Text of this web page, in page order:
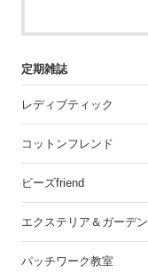
定期雑誌
レディブティック
コットンフレンド
ビーズfriend
エクステリア＆ガーデン
パッチワーク教室